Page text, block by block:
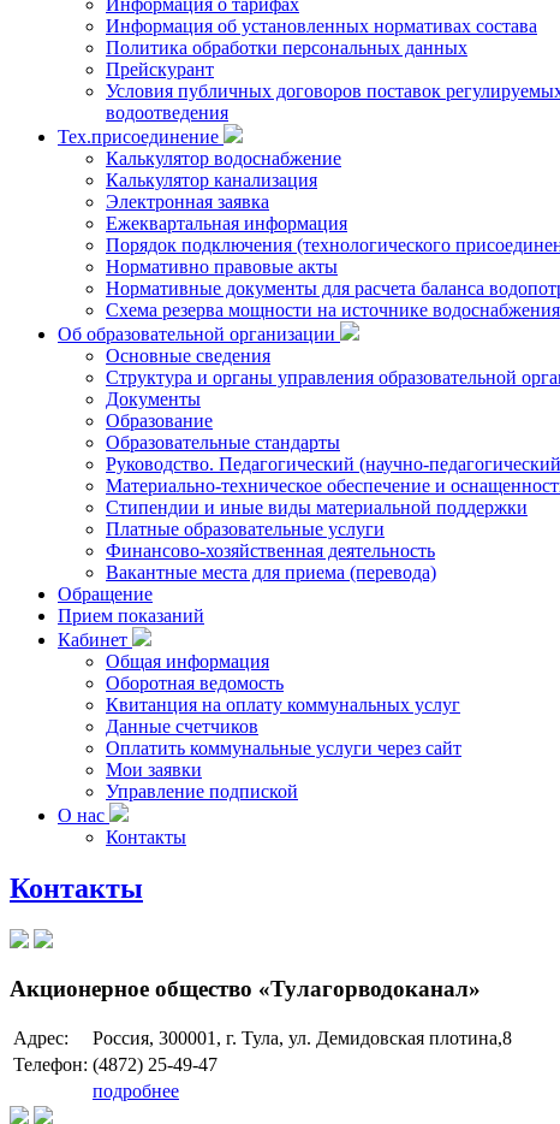
Информация о тарифах
Информация об установленных нормативах состава
Политика обработки персональных данных
Прейскурант
Условия публичных договоров поставок
водоотведения
Тех.присоединение
Калькулятор водоснабжение
Калькулятор канализация
Электронная заявка
Ежеквартальная информация
Порядок подключения (технологического
Нормативно правовые акты
Нормативные документы для расчета баланса
Схема резерва мощности на источнике водоснабжения
Об образовательной организации
Основные сведения
Структура и органы управления образовательной
Документы
Образование
Образовательные стандарты
Руководство. Педагогический (научно-
Материально-техническое обеспечение и
Стипендии и иные виды материальной поддержки
Платные образовательные услуги
Финансово-хозяйственная деятельность
Вакантные места для приема (перевода)
Обращение
Прием показаний
Кабинет
Общая информация
Оборотная ведомость
Квитанция на оплату коммунальных услуг
Данные счетчиков
Оплатить коммунальные услуги через сайт
Мои заявки
Управление подпиской
О нас
Контакты
Контакты
Акционерное общество «Тулагорводоканал»
Адрес:
Россия, 300001, г. Тула, ул. Демидовская плотина,8
Телефон: (4872) 25-49-47
подробнее